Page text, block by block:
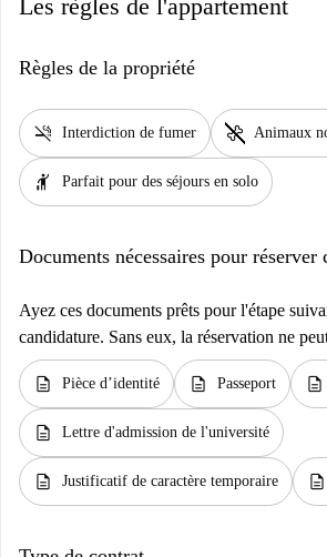
Les règles de l'appartement
Règles de la propriété
smoke_free Interdiction de fumer pet_supplies Animaux
hail Parfait pour des séjours en solo
Documents nécessaires pour réserver
Ayez ces documents prêts pour l'étape
candidature. Sans eux, la réservation ne
description Pièce d’identité description Passeport description
description Lettre d'admission de l'université
description Justificatif de caractère temporaire description